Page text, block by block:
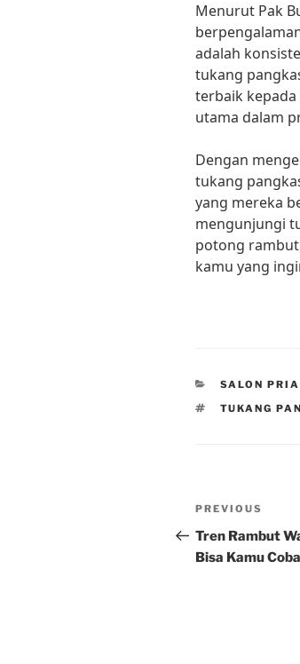
Menurut Pak
adalah
tukang
terbaik
utama dalam
Dengan
tukang
yang mereka
mengunjungi
potong
kamu yang
CATEGORIES
SALON PRIA
TAGS
TUKANG
Post
Previous
Post
PREVIOUS
Tren Rambut
Bisa Kamu Coba